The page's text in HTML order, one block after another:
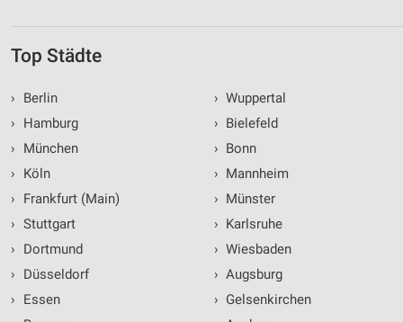
Top Städte
›
Berlin
›
Hamburg
›
München
›
Köln
›
Frankfurt (Main)
› Stuttgart
›
Dortmund
›
Düsseldorf
›
Essen
› Wuppertal
› Bielefeld
› Bonn
› Mannheim
› Münster
› Karlsruhe
› Wiesbaden
› Augsburg
› Gelsenkirchen